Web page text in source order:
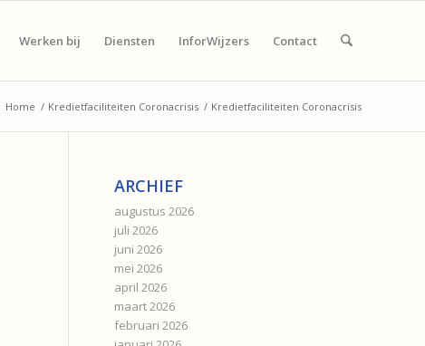
Werken bij Diensten InforWijzers Contact
Home / Kredietfaciliteiten Coronacrisis / Kredietfaciliteiten Coronacrisis
ARCHIEF
augustus 2026
juli 2026
juni 2026
mei 2026
april 2026
maart 2026
februari 2026